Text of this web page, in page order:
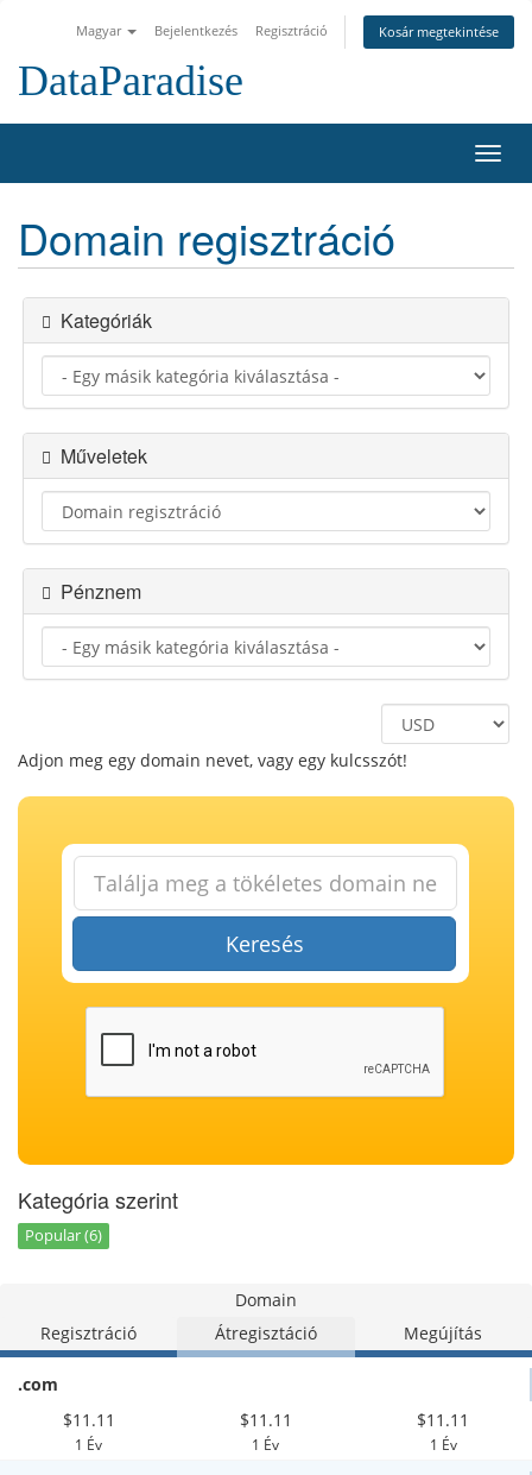
Magyar Bejelentkezés Regisztráció Kosár megtekintése
DataParadise
a
Domain regisztráció
Kategóriák
Műveletek
Pénznem
Adjon meg egy domain nevet, vagy egy kulcsszót!
Keresés
Kategória szerint
Popular (6)
Domain
Regisztráció
Átregisztáció Megújítás
.com
$11.11
1 Év
$11.11
1 Év
$11.11
1 Év